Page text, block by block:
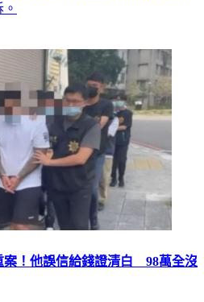
案！他誤信給錢證清白 98萬全沒